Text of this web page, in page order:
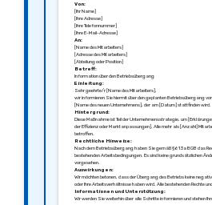
Von:
[Ihr Name]
[Ihre Adresse]
[Ihre Telefonnummer]
[Ihre E-Mail-Adresse]
An:
[Name des Mitarbeiters]
[Adresse des Mitarbeiters]
[Abteilung oder Position]
Betreff:
Information über den Betriebsübergang
Einleitung:
Sehr geehrte/r [Name des Mitarbeiters],
wir informieren Sie hiermit über den geplanten Betriebsübergang
[Name des neuen Unternehmens], der am [Datum] stattfinden wird.
Hintergrund:
Diese Maßnahme ist Teil der Unternehmensstrategie, um
der Effizienz oder Marktanpassungen]. Alle mehr als [Anzahl]
betroffen.
Rechtliche Hinweise:
Nach dem Betriebsübergang haben Sie gemäß § 613a BGB das
bestehenden Arbeitsbedingungen. Es sind keine grundsätzlichen
vorgesehen.
Auswirkungen:
Wir möchten betonen, dass der Übergang des Betriebs keine
oder Ihre Arbeitsverhältnisse haben wird. Alle bestehenden Rechte
Informationen und Unterstützung:
Wir werden Sie weiterhin über alle Schritte informieren und stehen